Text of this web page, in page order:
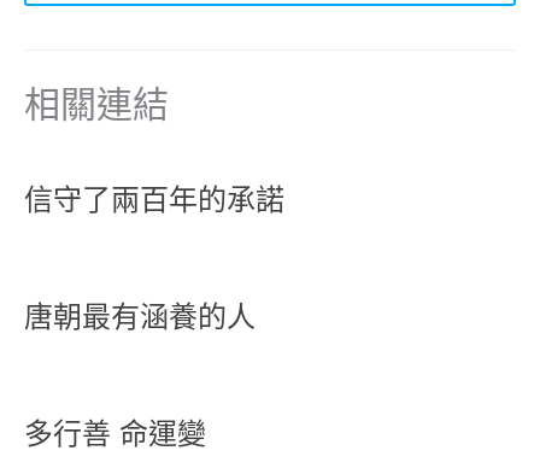
相關連結
信守了兩百年的承諾
唐朝最有涵養的人
多行善 命運變